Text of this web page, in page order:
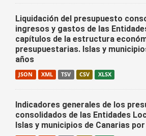
Liquidación del presupuesto
ingresos y gastos de las
capítulos de la estructura
presupuestarias. Islas y
años
JSON XML TSV CSV XLSX
Indicadores generales de los
consolidados de las Entidades
Islas y municipios de Canarias